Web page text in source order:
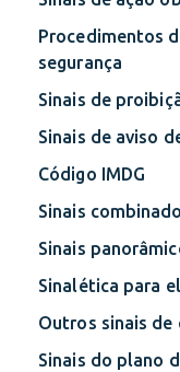
Procedimentos
segurança
Sinais de
Sinais de aviso
Código IMDG
Sinais
Sinais
Sinalética para
Outros sinais de
Sinais do plano